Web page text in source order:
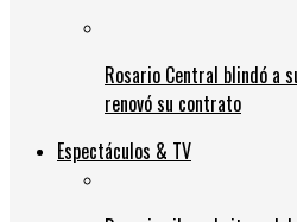
Rosario Central blindó a
renovó su contrato
Espectáculos & TV